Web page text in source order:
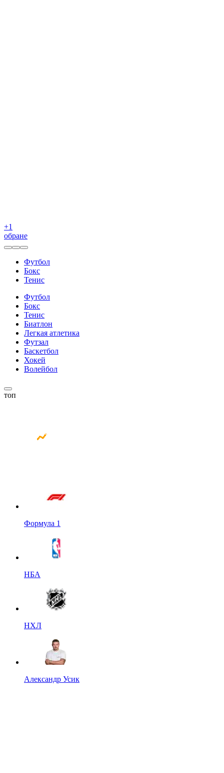
+1
обране
Футбол
Бокс
Тенис
Футбол
Бокс
Тенис
Биатлон
Легкая атлетика
Футзал
Баскетбол
Хокей
Волейбол
топ
Формула 1
НБА
НХЛ
Александр Усик